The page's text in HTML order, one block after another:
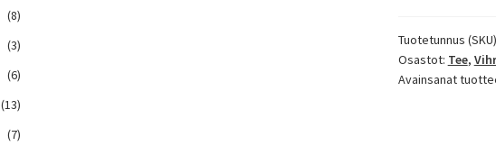
määrä
Tuotetunnus
Osastot: Tee,
Avainsanat
(8)
(3)
(6)
(13)
(7)